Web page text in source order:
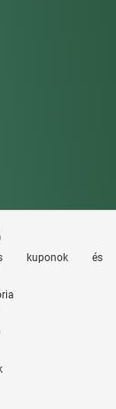
kuponok és